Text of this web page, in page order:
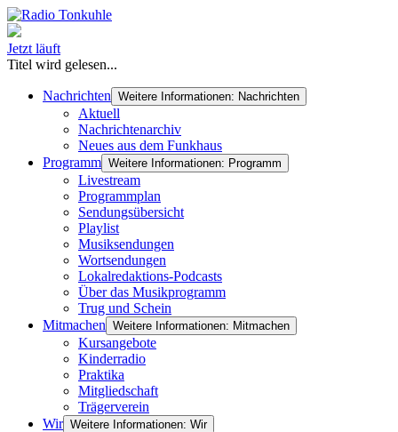
Jetzt läuft
Titel wird gelesen...
Nachrichten Weitere Informationen: Nachrichten
Aktuell
Nachrichtenarchiv
Neues aus dem Funkhaus
Programm Weitere Informationen: Programm
Livestream
Programmplan
Sendungsübersicht
Playlist
Musiksendungen
Wortsendungen
Lokalredaktions-Podcasts
Über das Musikprogramm
Trug und Schein
Mitmachen Weitere Informationen: Mitmachen
Kursangebote
Kinderradio
Praktika
Mitgliedschaft
Trägerverein
Wir Weitere Informationen: Wir